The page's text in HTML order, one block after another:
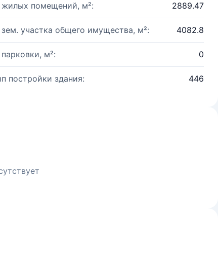
помещений, м²: 2889.47
участка общего имущества, м²: 4082.8
м²: 0
постройки здания: 446